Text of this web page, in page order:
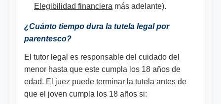
Elegibilidad financiera más adelante).
¿Cuánto tiempo dura la tutela legal por
parentesco?
El tutor legal es responsable del cuidado del
menor hasta que este cumpla los 18 años de
edad. El juez puede terminar la tutela antes de
que el joven cumpla los 18 años si: